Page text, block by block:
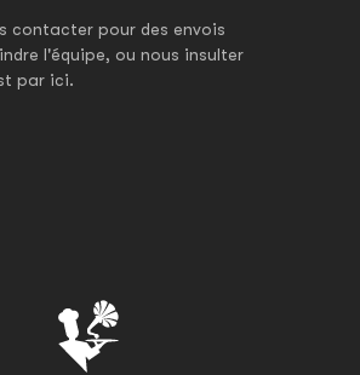
contacter pour des envois
l'équipe, ou nous insulter
par ici.